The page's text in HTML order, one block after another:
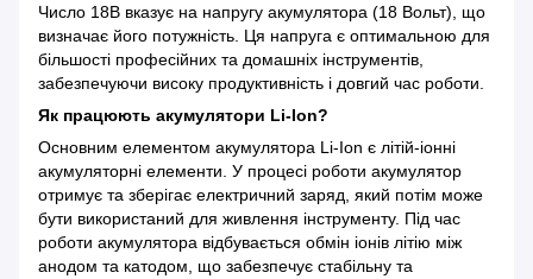
Число 18В вказує на напругу акумулятора (18 Вольт), що
визначає його потужність. Ця напруга є оптимальною для
більшості професійних та домашніх інструментів,
забезпечуючи високу продуктивність і довгий час роботи.
Як працюють акумулятори Li-Ion?
Основним елементом акумулятора Li-Ion є літій-іонні
акумуляторні елементи. У процесі роботи акумулятор
отримує та зберігає електричний заряд, який потім може
бути використаний для живлення інструменту. Під час
роботи акумулятора відбувається обмін іонів літію між
анодом та катодом, що забезпечує стабільну та